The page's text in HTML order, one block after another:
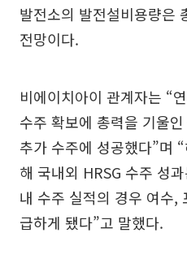
발전소의 발전설비용량은
전망이다.
비에이치아이 관계자는 “
수주 확보에 총력을 기울
추가 수주에 성공했다”며
해 국내외 HRSG 수주 성
내 수주 실적의 경우 여수,
급하게 됐다”고 말했다.